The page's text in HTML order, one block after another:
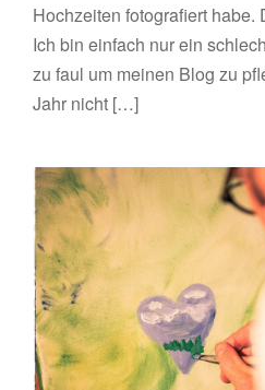
Hochzeiten fotografiert habe.
Ich bin einfach nur ein
zu faul um meinen Blog zu
Jahr nicht […]